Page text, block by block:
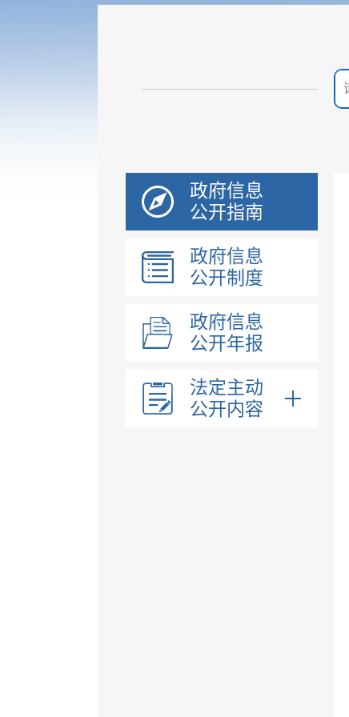
政府信息
公开指南
政府信息
公开制度
政府信息
公开年报
法定主动
公开内容